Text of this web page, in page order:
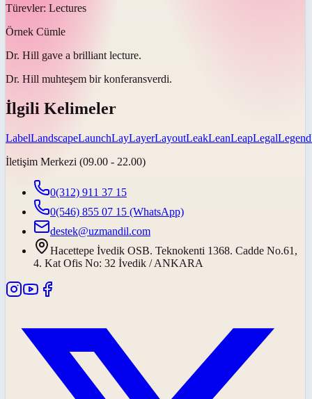
Türevler: Lectures
Örnek Cümle
Dr. Hill gave a brilliant lecture.
Dr. Hill muhteşem bir konferansverdi.
İlgili Kelimeler
LabelLandscapeLaunchLayLayerLayoutLeakLeanLeapLegalLegend
İletişim Merkezi (09.00 - 22.00)
0(312) 911 37 15
0(546) 855 07 15 (WhatsApp)
destek@uzmandil.com
Hacettepe İvedik OSB. Teknokenti 1368. Cadde No.61,
4. Kat Ofis No: 32 İvedik / ANKARA